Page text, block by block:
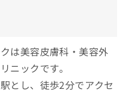
は美容皮膚科・美容外
ニックです。
とし、徒歩2分でアクセ